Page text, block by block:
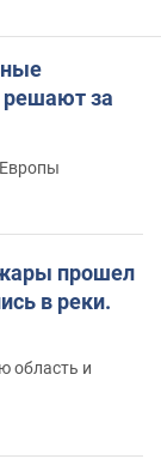
решают за
прошел
в реки.
область и